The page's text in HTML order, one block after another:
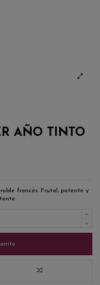
AÑO TINTO
francés. Frutal, potente y